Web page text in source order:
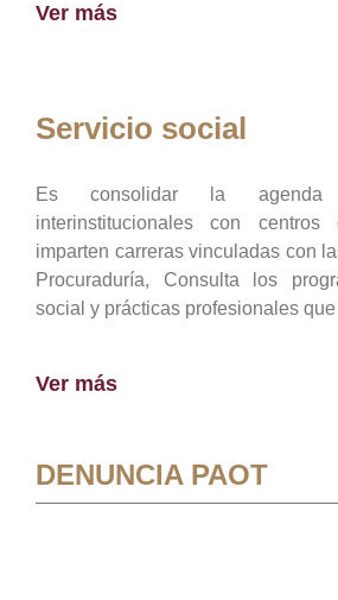
Ver más
Servicio social
Es consolidar la agenda
interinstitucionales con
imparten carreras vinculadas con
Procuraduría, Consulta los
social y prácticas profesionales
Ver más
DENUNCIA PAOT